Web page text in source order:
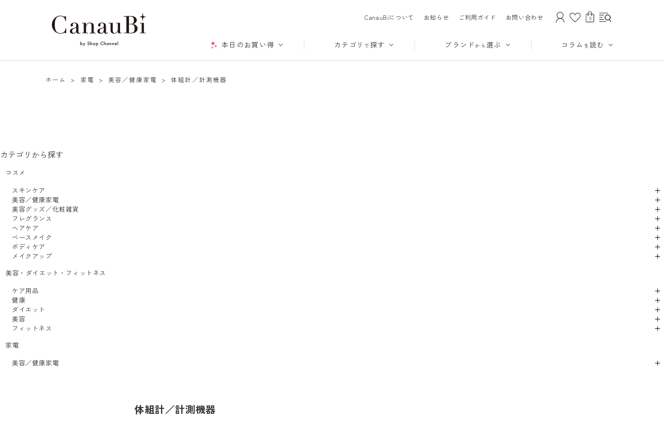
CanauBiについて お知らせ ご利用ガイド お問い合わせ 0
本日のお買い得 カテゴリ で探す ブランド から 選ぶ コラム を読む
ホーム > 家電 > 美容／健康家電 > 体組計／計測機器
カテゴリから探す
コスメ
スキンケア
美容／健康家電
美容グッズ／化粧雑貨
フレグランス
ヘアケア
ベースメイク
ボディケア
メイクアップ
美容・ダイエット・フィットネス
ケア用品
健康
ダイエット
美容
フィットネス
家電
美容／健康家電
体組計／計測機器